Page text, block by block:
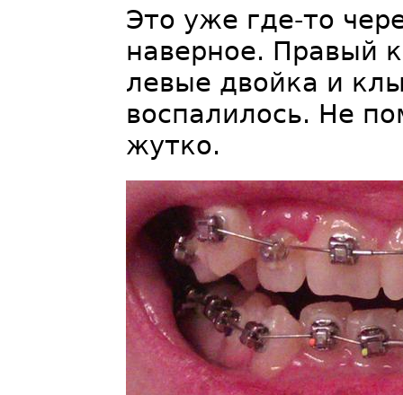
Это уже где-то
наверное. Правый
левые двойка и
воспалилось. Не
жутко.